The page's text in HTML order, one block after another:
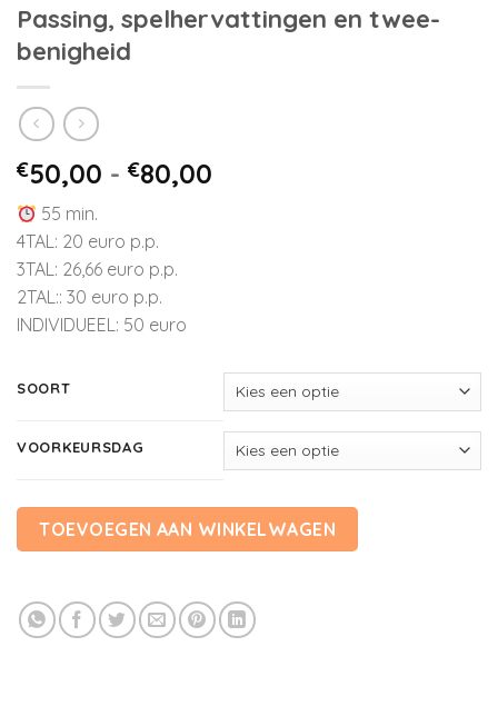
Passing, spelhervattingen en twee-
benigheid
€50,00 - €80,00
55 min.
4TAL: 20 euro p.p.
3TAL: 26,66 euro p.p.
2TAL:: 30 euro p.p.
INDIVIDUEEL: 50 euro
SOORT
VOORKEURSDAG
TOEVOEGEN AAN WINKELWAGEN